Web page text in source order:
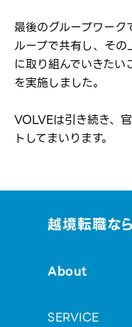
最後のグループワー
ループで共有し、そ
に取り組んでいきたい
を実施しました。
VOLVEは引き続き、
トしてまいります。
越境転職な
About
SERVICE